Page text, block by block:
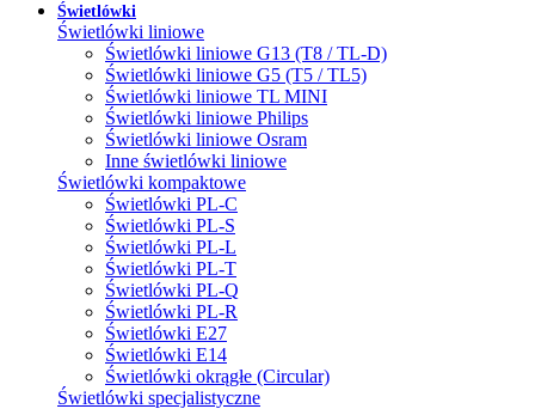
Świetlówki
Świetlówki liniowe
Świetlówki liniowe G13 (T8 / TL-D)
Świetlówki liniowe G5 (T5 / TL5)
Świetlówki liniowe TL MINI
Świetlówki liniowe Philips
Świetlówki liniowe Osram
Inne świetlówki liniowe
Świetlówki kompaktowe
Świetlówki PL-C
Świetlówki PL-S
Świetlówki PL-L
Świetlówki PL-T
Świetlówki PL-Q
Świetlówki PL-R
Świetlówki E27
Świetlówki E14
Świetlówki okrągłe (Circular)
Świetlówki specjalistyczne